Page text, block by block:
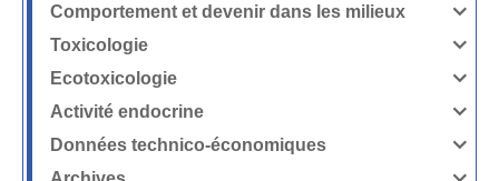
chimie
la
Comportement et devenir dans les milieux
Ouvrir
la
et
les
milieux
Toxicologie
Ouvrir
la
Ecotoxicologie
Ouvrir
la
Activité endocrine
Ouvrir
la
endocrine
Données technico-économiques
Ouvrir